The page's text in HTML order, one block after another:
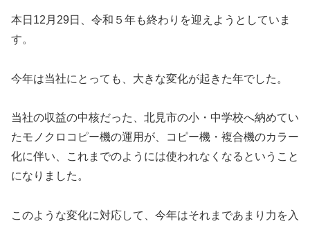
本日12月29日、令和５年も終わりを迎えようとしていま
す。
今年は当社にとっても、大きな変化が起きた年でした。
当社の収益の中核だった、北見市の小・中学校へ納めてい
たモノクロコピー機の運用が、コピー機・複合機のカラー
化に伴い、これまでのようには使われなくなるということ
になりました。
このような変化に対応して、今年はそれまであまり力を入